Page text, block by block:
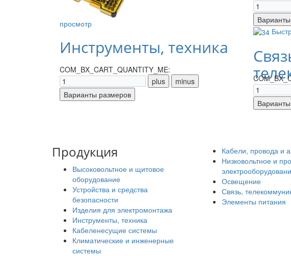
просмотр
Инструменты, техника
COM_BX_CART_QUANTITY_ME:
Продукция
Высоковольтное и щитовое
оборудование
Устройства и средства
безопасности
Изделия для электромонтажа
Инструменты, техника
Кабеленесущие системы
Климатические и инженерные
системы
Кабели, провода и
Низковольтное и
Освещение
Связь,
Элементы питания